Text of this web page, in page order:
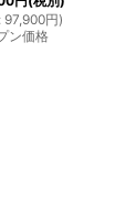
: 97,900円)
ン価格